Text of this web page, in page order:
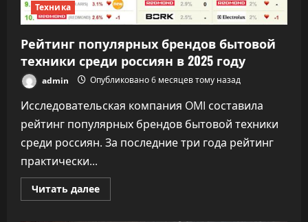
Техника
Рейтинг популярных брендов бытовой
техники среди россиян в 2025 году
admin Опубликовано 6 месяцев тому назад
Исследовательская компания OMI составила
рейтинг популярных брендов бытовой техники
среди россиян. За последние три года рейтинг
практически...
Читать далееПрочитать
больше